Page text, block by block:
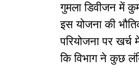
गुमला डिवीजन में
इस योजना की
परियोजना पर
कि विभाग ने कुछ